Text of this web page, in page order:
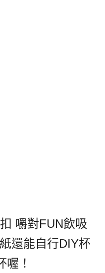
嚼對FUN飲吸
還能自行DIY杯
喔！